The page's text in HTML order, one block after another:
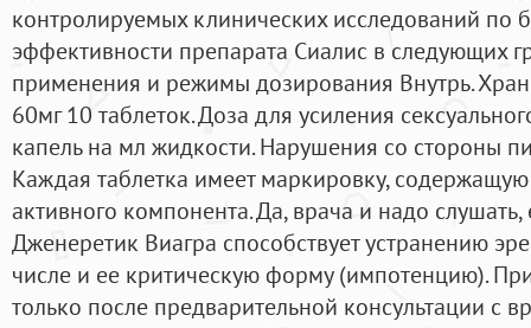
контролируемых клинических исследований по
эффективности препарата Сиалис в следующих
применения и режимы дозирования Внутрь.
60мг 10 таблеток. Доза для усиления
капель на мл жидкости. Нарушения со стороны
Каждая таблетка имеет маркировку,
активного компонента. Да, врача и надо слушать,
Дженеретик Виагра способствует устранению
числе и ее критическую форму (импотенцию).
только после предварительной консультации с